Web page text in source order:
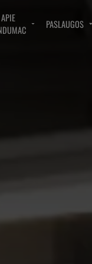
APIE
PASLAUGOS